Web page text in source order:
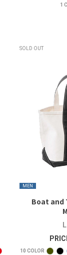
1
SOLD OUT
MEN
Boat and
10 COLOR